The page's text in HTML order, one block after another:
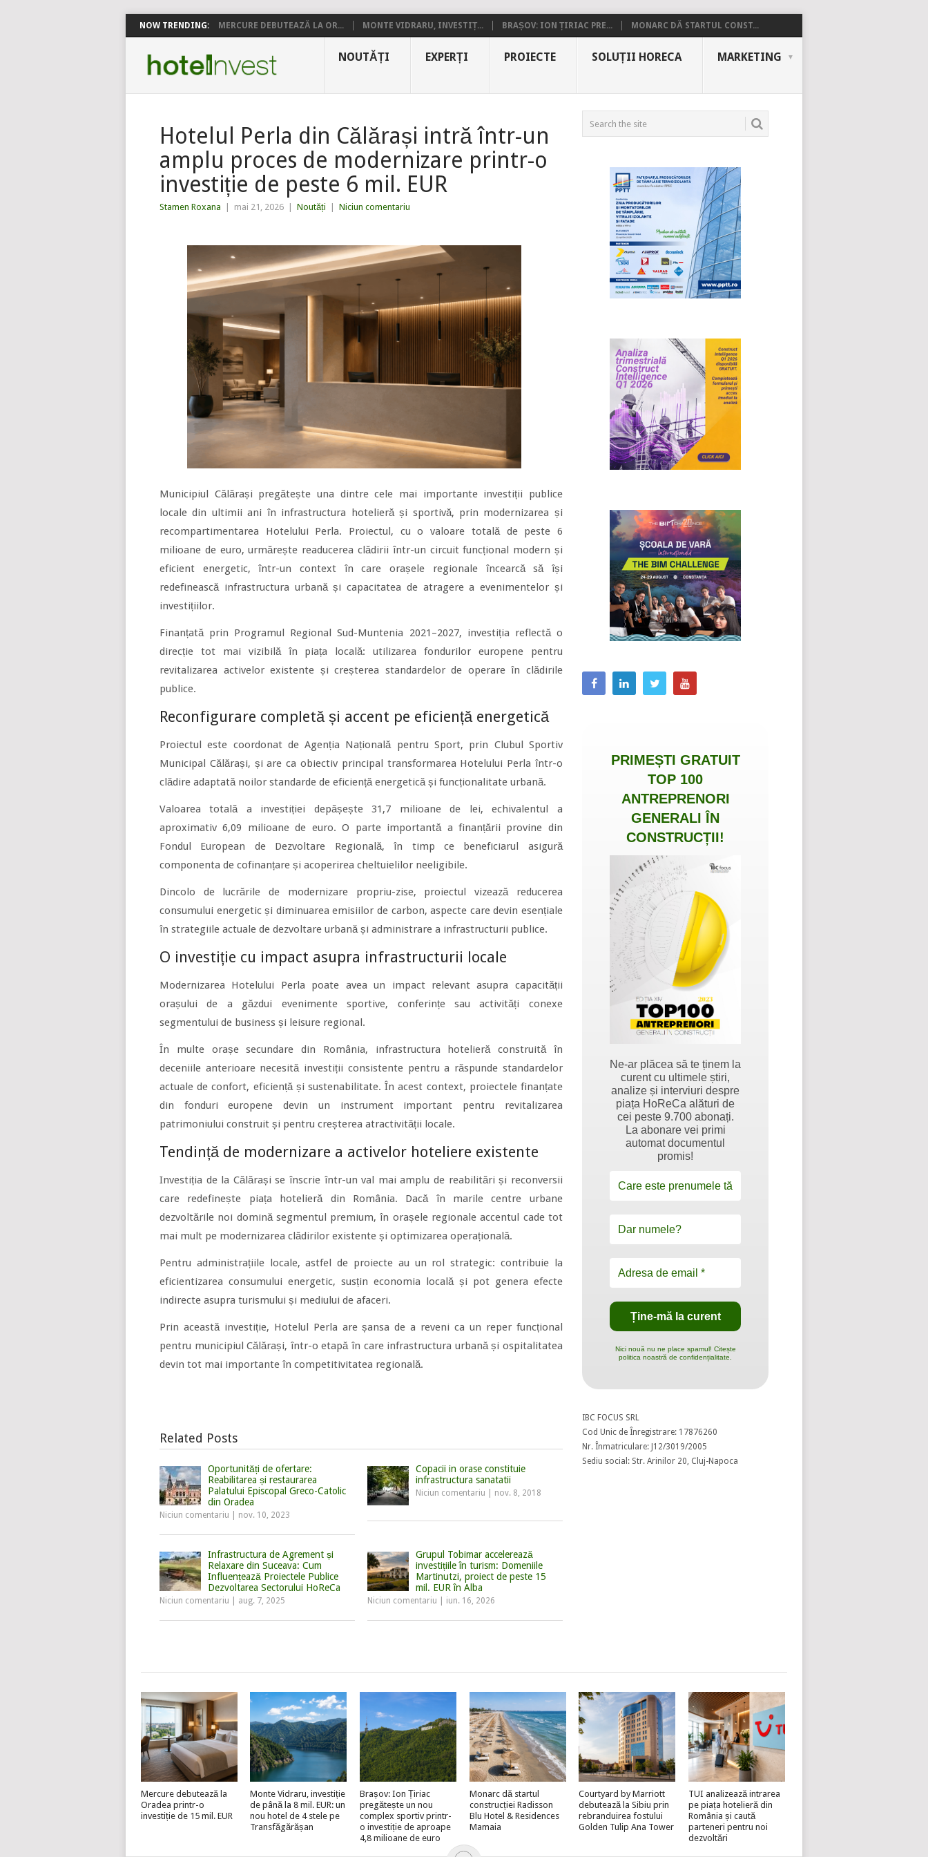
NOW TRENDING: MERCURE DEBUTEAZĂ LA OR... MONTE VIDRARU, INVESTIȚ... BRAȘOV: ION ȚIRIAC PRE... MONARC DĂ STARTUL CONST...
NOUTĂȚI EXPERȚI PROIECTE SOLUȚII HORECA MARKETING
Hotelul Perla din Călărași intră într-un
amplu proces de modernizare printr-o
investiție de peste 6 mil. EUR
Stamen Roxana mai 21, 2026 Noutăți Niciun comentariu
Municipiul Călărași pregătește una dintre cele mai importante investiții publice
locale din ultimii ani în infrastructura hotelieră și sportivă, prin modernizarea și
recompartimentarea Hotelului Perla. Proiectul, cu o valoare totală de peste 6
milioane de euro, urmărește readucerea clădirii într-un circuit funcțional modern și
eficient energetic, într-un context în care orașele regionale încearcă să își
redefinească infrastructura urbană și capacitatea de atragere a evenimentelor și
investițiilor.
Finanțată prin Programul Regional Sud-Muntenia 2021–2027, investiția reflectă o
direcție tot mai vizibilă în piața locală: utilizarea fondurilor europene pentru
revitalizarea activelor existente și creșterea standardelor de operare în clădirile
publice.
Reconfigurare completă și accent pe eficiență energetică
Proiectul este coordonat de Agenția Națională pentru Sport, prin Clubul Sportiv
Municipal Călărași, și are ca obiectiv principal transformarea Hotelului Perla într-o
clădire adaptată noilor standarde de eficiență energetică și funcționalitate urbană.
Valoarea totală a investiției depășește 31,7 milioane de lei, echivalentul a
aproximativ 6,09 milioane de euro. O parte importantă a finanțării provine din
Fondul European de Dezvoltare Regională, în timp ce beneficiarul asigură
componenta de cofinanțare și acoperirea cheltuielilor neeligibile.
Dincolo de lucrările de modernizare propriu-zise, proiectul vizează reducerea
consumului energetic și diminuarea emisiilor de carbon, aspecte care devin esențiale
în strategiile actuale de dezvoltare urbană și administrare a infrastructurii publice.
O investiție cu impact asupra infrastructurii locale
Modernizarea Hotelului Perla poate avea un impact relevant asupra capacității
orașului de a găzdui evenimente sportive, conferințe sau activități conexe
segmentului de business și leisure regional.
În multe orașe secundare din România, infrastructura hotelieră construită în
deceniile anterioare necesită investiții consistente pentru a răspunde standardelor
actuale de confort, eficiență și sustenabilitate. În acest context, proiectele finanțate
din fonduri europene devin un instrument important pentru revitalizarea
patrimoniului construit și pentru creșterea atractivității locale.
Tendință de modernizare a activelor hoteliere existente
Investiția de la Călărași se înscrie într-un val mai amplu de reabilitări și reconversii
care redefinește piața hotelieră din România. Dacă în marile centre urbane
dezvoltările noi domină segmentul premium, în orașele regionale accentul cade tot
mai mult pe modernizarea clădirilor existente și optimizarea operațională.
Pentru administrațiile locale, astfel de proiecte au un rol strategic: contribuie la
eficientizarea consumului energetic, susțin economia locală și pot genera efecte
indirecte asupra turismului și mediului de afaceri.
Prin această investiție, Hotelul Perla are șansa de a reveni ca un reper funcțional
pentru municipiul Călărași, într-o etapă în care infrastructura urbană și ospitalitatea
devin tot mai importante în competitivitatea regională.
Related Posts
Oportunități de ofertare:
Reabilitarea și restaurarea
Palatului Episcopal Greco-Catolic
din Oradea
Niciun comentariu nov. 10, 2023
Copacii in orase constituie
infrastructura sanatatii
Niciun comentariu nov. 8, 2018
Infrastructura de Agrement și
Relaxare din Suceava: Cum
Influențează Proiectele Publice
Dezvoltarea Sectorului HoReCa
Niciun comentariu aug. 7, 2025
Grupul Tobimar accelerează
investițiile în turism: Domeniile
Martinutzi, proiect de peste 15
mil. EUR în Alba
Niciun comentariu iun. 16, 2026
PRIMEȘTI GRATUIT
TOP 100
ANTREPRENORI
GENERALI ÎN
CONSTRUCȚII!
Ne-ar plăcea să te ținem la
curent cu ultimele știri,
analize și interviuri despre
piața HoReCa alături de
cei peste 9.700 abonați.
La abonare vei primi
automat documentul
promis!
Nici nouă nu ne place spamul! Citește
politica noastră de confidențialitate.
IBC FOCUS SRL
Cod Unic de Înregistrare: 17876260
Nr. Înmatriculare: J12/3019/2005
Sediu social: Str. Arinilor 20, Cluj-Napoca
Mercure debutează la
Oradea printr-o
investiție de 15 mil. EUR
Monte Vidraru, investiție
de până la 8 mil. EUR: un
nou hotel de 4 stele pe
Transfăgărășan
Brașov: Ion Țiriac
pregătește un nou
complex sportiv printr-
o investiție de aproape
4,8 milioane de euro
Monarc dă startul
construcției Radisson
Blu Hotel & Residences
Mamaia
Courtyard by Marriott
debutează la Sibiu prin
rebranduirea fostului
Golden Tulip Ana Tower
TUI analizează intrarea
pe piața hotelieră din
România și caută
parteneri pentru noi
dezvoltări